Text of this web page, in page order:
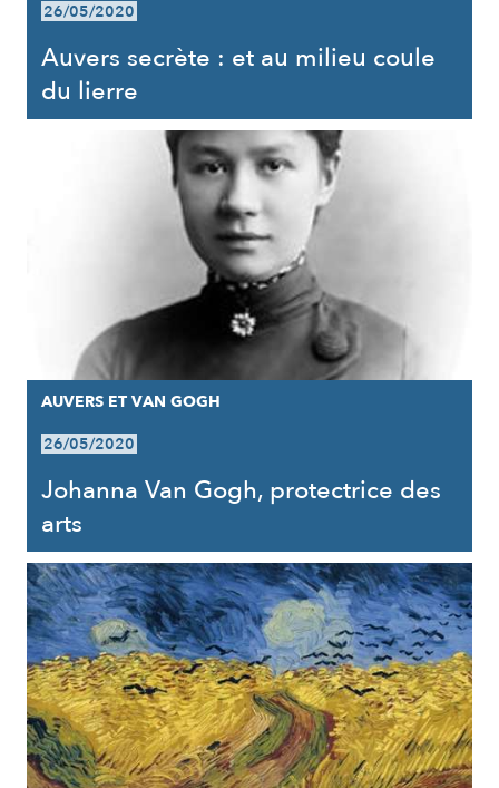
26/05/2020
Auvers secrète : et au milieu coule
du lierre
AUVERS ET VAN GOGH
26/05/2020
Johanna Van Gogh, protectrice des
arts